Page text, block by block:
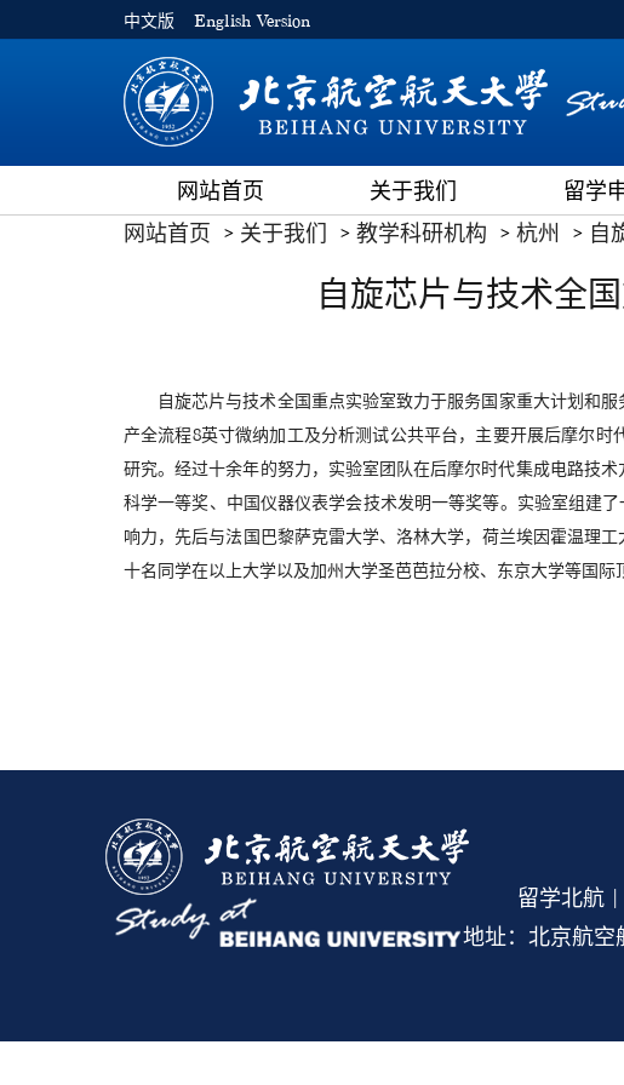
中文版 English Version
网站首页 关于我们 留学
网站首页
关于我们 教学科研机构 杭州 自
自旋芯片与技术全
自旋芯片与技术全国重点实验室致力于服务国家重大计划和
产全流程8英寸微纳加工及分析测试公共平台，主要开展后摩尔
研究。经过十余年的努力，实验室团队在后摩尔时代集成电路技
科学一等奖、中国仪器仪表学会技术发明一等奖等。实验室组建
响力，先后与法国巴黎萨克雷大学、洛林大学，荷兰埃因霍温理
十名同学在以上大学以及加州大学圣芭芭拉分校、东京大学等国际
留学北航 |
地址：北京航空